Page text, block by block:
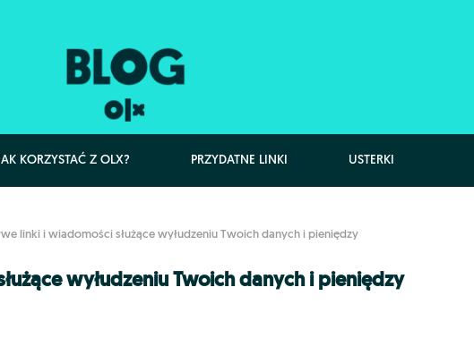
KORZYSTAĆ Z OLX? PRZYDATNE LINKI USTERKI
linki i wiadomości służące wyłudzeniu Twoich danych i pieniędzy
wyłudzeniu Twoich danych i pieniędzy